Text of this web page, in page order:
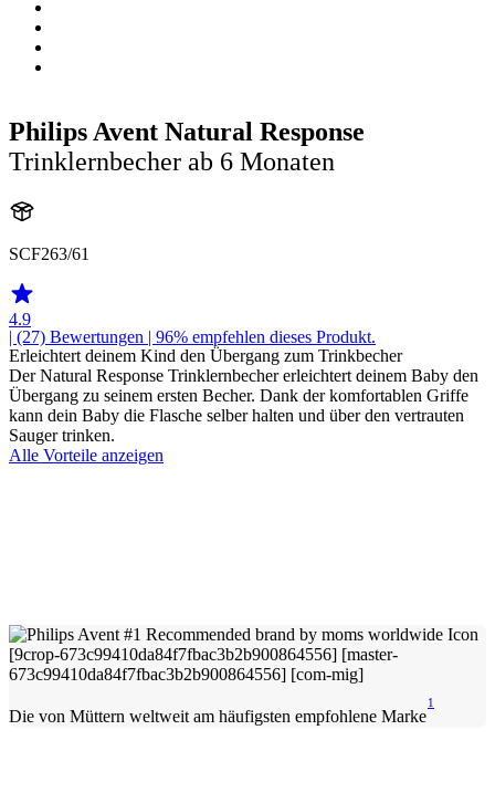
Philips Avent Natural Response
Trinklernbecher ab 6 Monaten
SCF263/61
4.9
| (27) Bewertungen | 96% empfehlen dieses Produkt.
Erleichtert deinem Kind den Übergang zum Trinkbecher
Der Natural Response Trinklernbecher erleichtert deinem Baby den
Übergang zu seinem ersten Becher. Dank der komfortablen Griffe
kann dein Baby die Flasche selber halten und über den vertrauten
Sauger trinken.
Alle Vorteile anzeigen
Die von Müttern weltweit am häufigsten empfohlene Marke
1